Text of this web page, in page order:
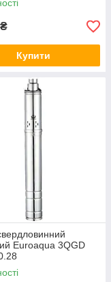
власним
елемент насоса.
₴
Купити
Euroaqua 3QGD